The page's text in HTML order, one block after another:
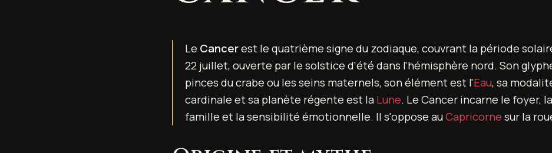
Le Cancerest le quatrième signe du zodiaque, couvrant la période
22 juillet, ouverte par le solstice d'été dans l'hémisphère nord. Son
pinces du crabe ou les seins maternels, son élément est l'Eau, sa
cardinale et sa planète régente est laLune. Le Cancer incarne le foyer,
famille et la sensibilité émotionnelle. Il s'oppose auCapricornesur la